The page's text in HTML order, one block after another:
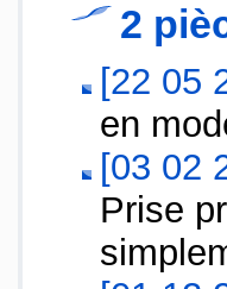
2
[22 05
en
[03 02
Prise